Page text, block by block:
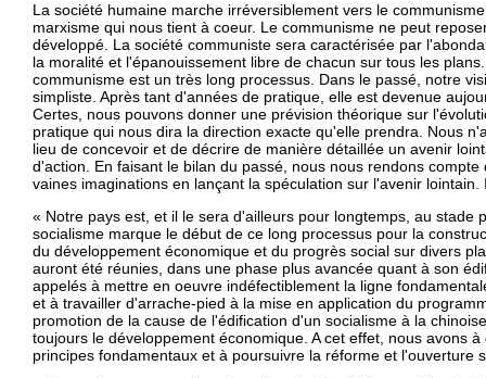
La société humaine marche irréversiblement vers le
marxisme qui nous tient à coeur. Le communisme ne peut
développé. La société communiste sera caractérisée par
la moralité et l'épanouissement libre de chacun sur tous les
communisme est un très long processus. Dans le passé, notre
simpliste. Après tant d'années de pratique, elle est devenue
Certes, nous pouvons donner une prévision théorique sur
pratique qui nous dira la direction exacte qu'elle prendra. Nous
lieu de concevoir et de décrire de manière détaillée un avenir
d'action. En faisant le bilan du passé, nous nous rendons
vaines imaginations en lançant la spéculation sur l'avenir
« Notre pays est, et il le sera d'ailleurs pour longtemps, au stade
socialisme marque le début de ce long processus pour la
du développement économique et du progrès social sur divers
auront été réunies, dans une phase plus avancée quant à son
appelés à mettre en oeuvre indéfectiblement la ligne
et à travailler d'arrache-pied à la mise en application du
promotion de la cause de l'édification d'un socialisme à la
toujours le développement économique. A cet effet, nous avons
principes fondamentaux et à poursuivre la réforme et l'ouverture